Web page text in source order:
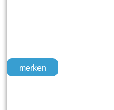
merken